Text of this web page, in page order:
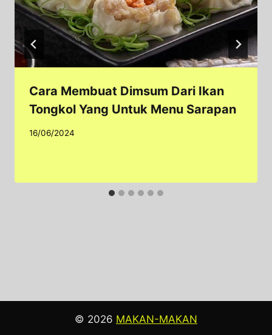
Cara Membuat Dimsum Dari Ikan
Tongkol Yang Untuk Menu Sarapan
16/06/2024
© 2026 MAKAN-MAKAN